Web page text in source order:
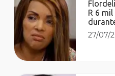
R 6
27/07/